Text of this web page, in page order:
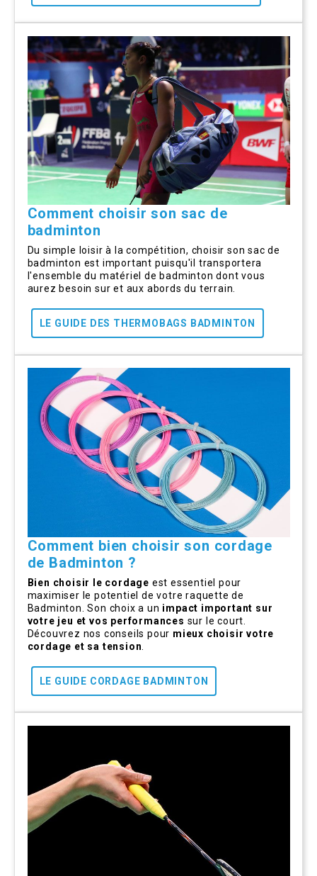
Comment choisir son sac de
badminton
Du simple loisir à la compétition, choisir son sac de
badminton est important puisqu'il transportera
l'ensemble du matériel de badminton dont vous
aurez besoin sur et aux abords du terrain.
LE GUIDE DES THERMOBAGS BADMINTON
Comment bien choisir son cordage
de Badminton ?
Bien choisir le cordage est essentiel pour
maximiser le potentiel de votre raquette de
Badminton. Son choix a un impact important sur
votre jeu et vos performances sur le court.
Découvrez nos conseils pour mieux choisir votre
cordage et sa tension
LE GUIDE CORDAGE BADMINTON